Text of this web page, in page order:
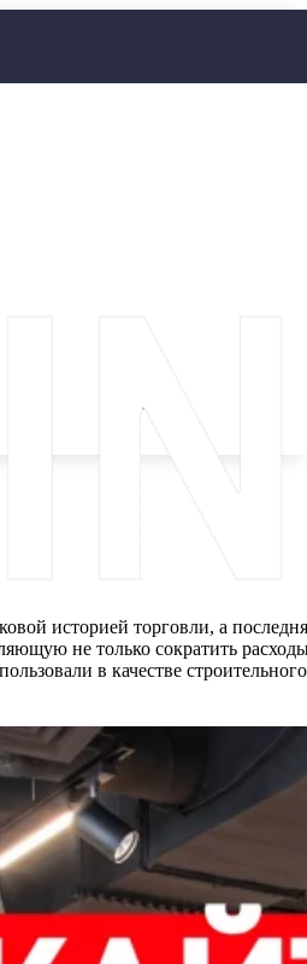
историей торговли, а
не только сократить
в качестве